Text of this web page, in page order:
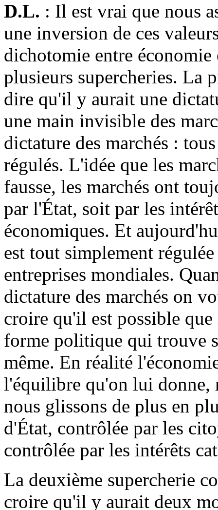
D.L. : Il est vrai que nous
une inversion de ces
dichotomie entre
plusieurs supercheries. La
dire qu'il y aurait une
une main invisible des
dictature des marchés :
régulés. L'idée que les
fausse, les marchés ont
par l'État, soit par les
économiques. Et
est tout simplement
entreprises mondiales.
dictature des marchés on
croire qu'il est possible
forme politique qui trouve
même. En réalité
l'équilibre qu'on lui donne,
nous glissons de plus en
d'État, contrôlée par les
contrôlée par les intérêts
La deuxième supercherie
croire qu'il y aurait deux